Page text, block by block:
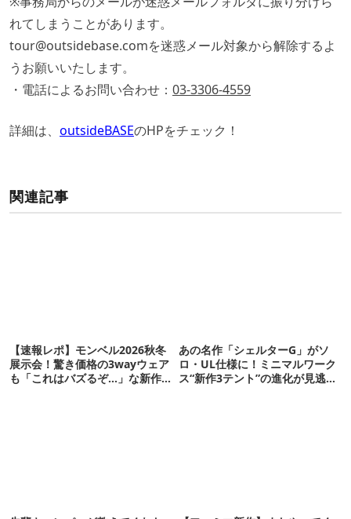
れてしまうことがあります。
tour@outsidebase.comを迷惑メール対象から解除するよ
うお願いいたします。
・電話によるお問い合わせ： 03-3306-4559
詳細は、 outsideBASEのHPをチェック！
関連記事
【速報レポ】モンベル2026秋冬
展示会！驚き価格の3wayウェア
も「これはバズるぞ…」な新作
あの名作「シェルターG」がソ
ロ・UL仕様に！ミニマルワーク
ス“新作3テント”の進化が見逃せ